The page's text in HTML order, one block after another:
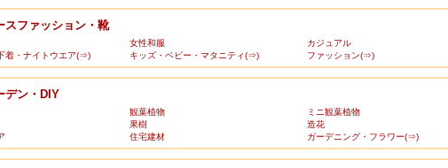
スファッション・靴
女性和服 カジュアル
着・ナイトウエア(⇒)
キッズ・ベビー・マタニティ(⇒) ファッション(⇒)
デン・DIY
観葉植物 ミニ観葉植物
果樹 造花
住宅建材 ガーデニング・フラワー(⇒)